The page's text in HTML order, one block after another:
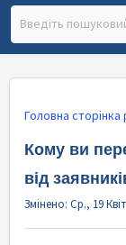
Головна сторінка
Кому ви
від
Змінено: Ср., 19